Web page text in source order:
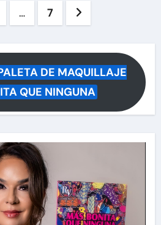
… 7
DE MAQUILLAJE
QUE NINGUNA